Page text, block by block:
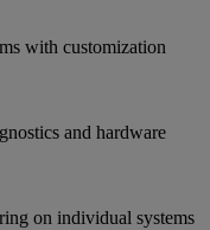
with customization
and hardware
on individual systems